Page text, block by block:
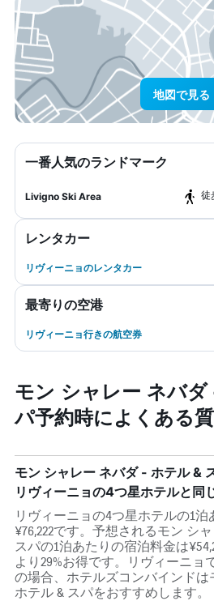
地図で見る
一番人気のランドマーク
Livigno Ski Area 徒
レンタカー
リヴィーニョのレンタカー
最寄りの空港
リヴィーニョ行きの航空券
モン シャレー ネバ
パ予約時によくある
モン シャレー ネバダ - ホテル &
リヴィーニョの4つ星ホテルと同
リヴィーニョの4つ星ホテルの1
¥76,222です。予想されるモン シ
スパの1泊あたりの宿泊料金は
より29%お得です。リヴィーニョ
の場合、ホテルズコンバインド
ホテル & スパをおすすめします。